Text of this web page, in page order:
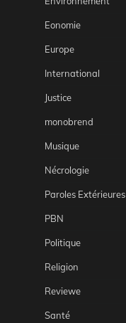
Eonomie
Europe
International
Justice
monobrend
Musique
Nécrologie
Paroles Extérieures
PBN
Politique
Religion
Reviewe
Santé